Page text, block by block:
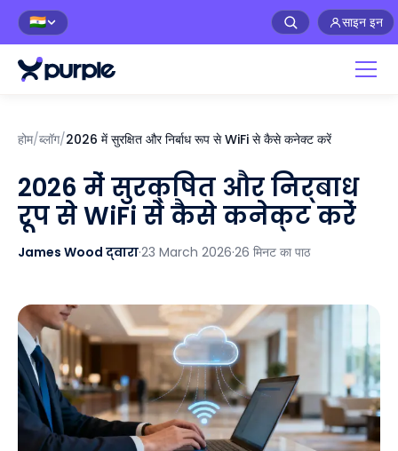
🇮🇳 साइन इन
होम/ब्लॉग/2026 में सुरक्षित और निर्बाध रूप से WiFi से कैसे कनेक्ट करें
2026 में सुरक्षित और निर्बाध
रूप से WiFi से कैसे कनेक्ट करें
James Wood द्वारा·23 March 2026·26 मिनट का पाठ